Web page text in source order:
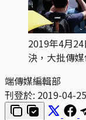
2019年4月
決，大批傳
端傳媒編輯部
刊登於: 2019-04-25